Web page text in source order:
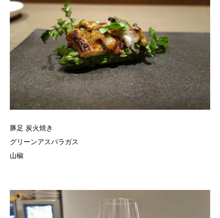
豚足 炭火焼き
グリーンアスパラガス
山椒